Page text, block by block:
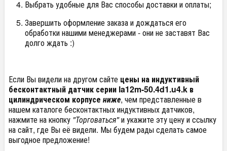
Выбрать удобные для Вас способы доставки и оплаты;
Завершить оформление заказа и дождаться его
обработки нашими менеджерами - они не заставят Вас
долго ждать :)
Если Вы видели на другом сайте цены на индуктивный
бесконтактный датчик серии la12m-50.4d1.u4.k в
цилиндрическом корпусе ниже, чем представленные в
нашем каталоге бесконтактных индуктивных датчиков,
нажмите на кнопку "Торговаться"и укажите эту цену и ссылку
на сайт, где Вы её видели. Мы будем рады сделать самое
выгодное предложение!